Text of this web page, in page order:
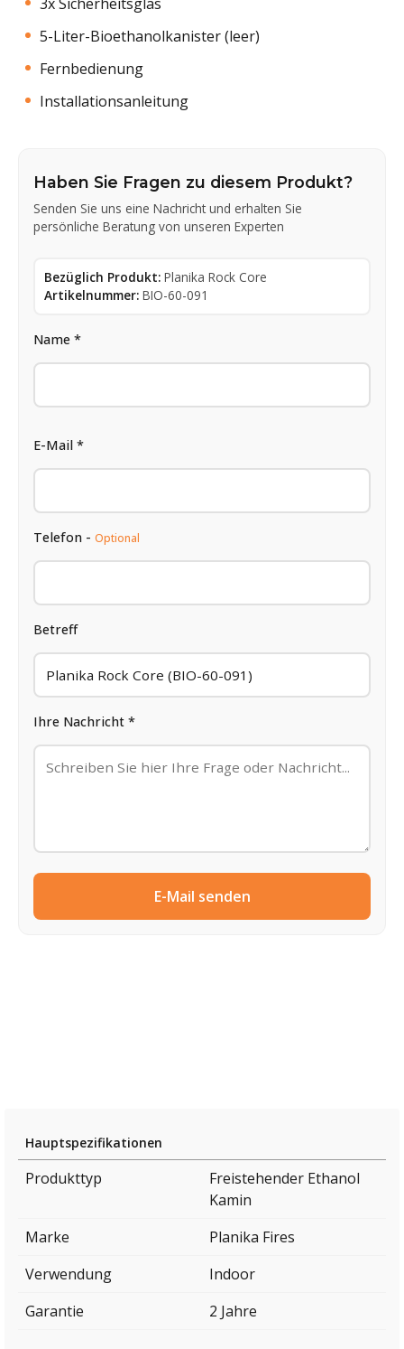
5-Liter-Bioethanolkanister (leer)
Fernbedienung
Installationsanleitung
Haben Sie Fragen zu diesem Produkt?
Senden Sie uns eine Nachricht und erhalten Sie
persönliche Beratung von unseren Experten
Bezüglich Produkt: Planika Rock Core
Artikelnummer: BIO-60-091
Name *
E-Mail *
Telefon - Optional
Betreff
Ihre Nachricht *
E-Mail senden
Hauptspezifikationen
Produkttyp
Freistehender Ethanol
Kamin
Marke
Planika Fires
Verwendung
Indoor
Garantie
2 Jahre